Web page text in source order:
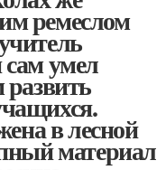
ремеслом
умел
развить
в лесной
материал